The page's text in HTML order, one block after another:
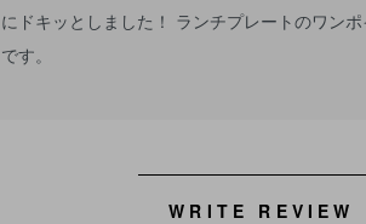
にドキッとしました！ ランチプレートのワン
です。
WRITE REVIEW